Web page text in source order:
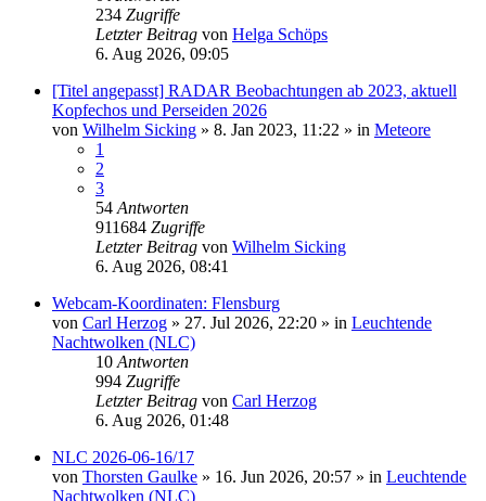
234 Zugriffe
Letzter Beitrag von Helga Schöps
6. Aug 2026, 09:05
[Titel angepasst] RADAR Beobachtungen ab 2023, aktuell
Kopfechos und Perseiden 2026
von Wilhelm Sicking » 8. Jan 2023, 11:22 » in Meteore
1
2
3
54 Antworten
911684 Zugriffe
Letzter Beitrag von Wilhelm Sicking
6. Aug 2026, 08:41
Webcam-Koordinaten: Flensburg
von Carl Herzog » 27. Jul 2026, 22:20 » in Leuchtende
Nachtwolken (NLC)
10 Antworten
994 Zugriffe
Letzter Beitrag von Carl Herzog
6. Aug 2026, 01:48
NLC 2026-06-16/17
von Thorsten Gaulke » 16. Jun 2026, 20:57 » in Leuchtende
Nachtwolken (NLC)